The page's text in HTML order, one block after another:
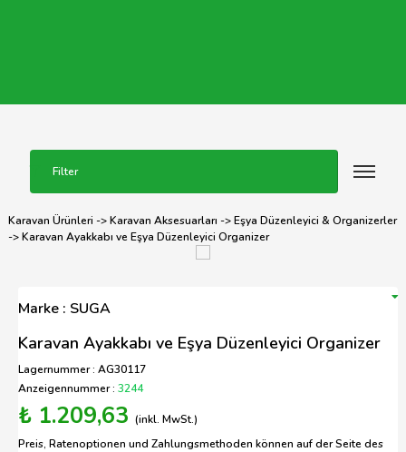
Filter
Karavan Ürünleri ->Karavan Aksesuarları ->Eşya Düzenleyici & Organizerler
-> Karavan Ayakkabı ve Eşya Düzenleyici Organizer
Marke : SUGA
Karavan Ayakkabı ve Eşya Düzenleyici Organizer
Lagernummer : AG30117
Anzeigennummer : 3244
₺ 1.209,63 (inkl. MwSt.)
Preis, Ratenoptionen und Zahlungsmethoden können auf der Seite des